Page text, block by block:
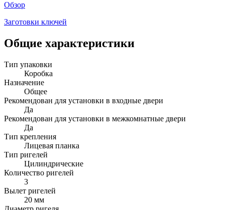
Обзор
Заготовки ключей
Общие характеристики
Тип упаковки
Коробка
Назначение
Общее
Рекомендован для установки в входные двери
Да
Рекомендован для установки в межкомнатные двери
Да
Тип крепления
Лицевая планка
Тип ригелей
Цилиндрические
Количество ригелей
3
Вылет ригелей
20 мм